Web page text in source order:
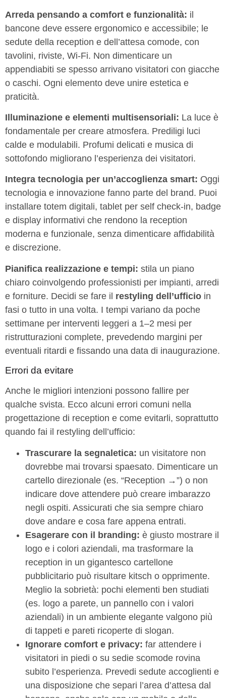
Arreda pensando a comfort e funzionalità: il
bancone deve essere ergonomico e accessibile; le
sedute della reception e dell’attesa comode, con
tavolini, riviste, Wi-Fi. Non dimenticare un
appendiabiti se spesso arrivano visitatori con giacche
o caschi. Ogni elemento deve unire estetica e
praticità.
Illuminazione e elementi multisensoriali: La luce è
fondamentale per creare atmosfera. Prediligi luci
calde e modulabili. Profumi delicati e musica di
sottofondo migliorano l’esperienza dei visitatori.
Integra tecnologia per un’accoglienza smart: Oggi
tecnologia e innovazione fanno parte del brand. Puoi
installare totem digitali, tablet per self check-in, badge
e display informativi che rendono la reception
moderna e funzionale, senza dimenticare affidabilità
e discrezione.
Pianifica realizzazione e tempi: stila un piano
chiaro coinvolgendo professionisti per impianti, arredi
e forniture. Decidi se fare il restyling dell’ufficio in
fasi o tutto in una volta. I tempi variano da poche
settimane per interventi leggeri a 1–2 mesi per
ristrutturazioni complete, prevedendo margini per
eventuali ritardi e fissando una data di inaugurazione.
Errori da evitare
Anche le migliori intenzioni possono fallire per
qualche svista. Ecco alcuni errori comuni nella
progettazione di reception e come evitarli, soprattutto
quando fai il restyling dell’ufficio:
Trascurare la segnaletica: un visitatore non
dovrebbe mai trovarsi spaesato. Dimenticare un
cartello direzionale (es. “Reception →”) o non
indicare dove attendere può creare imbarazzo
negli ospiti. Assicurati che sia sempre chiaro
dove andare e cosa fare appena entrati.
Esagerare con il branding: è giusto mostrare il
logo e i colori aziendali, ma trasformare la
reception in un gigantesco cartellone
pubblicitario può risultare kitsch o opprimente.
Meglio la sobrietà: pochi elementi ben studiati
(es. logo a parete, un pannello con i valori
aziendali) in un ambiente elegante valgono più
di tappeti e pareti ricoperte di slogan.
Ignorare comfort e privacy: far attendere i
visitatori in piedi o su sedie scomode rovina
subito l’esperienza. Prevedi sedute accoglienti e
una disposizione che separi l’area d’attesa dal